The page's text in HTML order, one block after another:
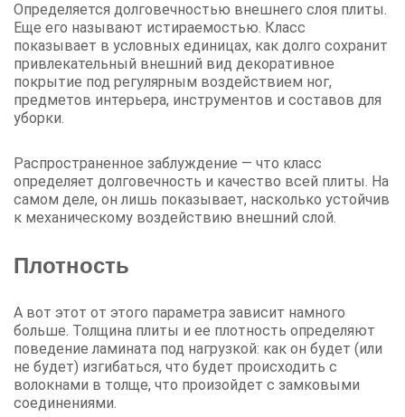
Определяется долговечностью внешнего слоя плиты.
Еще его называют истираемостью. Класс
показывает в условных единицах, как долго сохранит
привлекательный внешний вид декоративное
покрытие под регулярным воздействием ног,
предметов интерьера, инструментов и составов для
уборки.
Распространенное заблуждение — что класс
определяет долговечность и качество всей плиты. На
самом деле, он лишь показывает, насколько устойчив
к механическому воздействию внешний слой.
Плотность
А вот этот от этого параметра зависит намного
больше. Толщина плиты и ее плотность определяют
поведение ламината под нагрузкой: как он будет (или
не будет) изгибаться, что будет происходить с
волокнами в толще, что произойдет с замковыми
соединениями.